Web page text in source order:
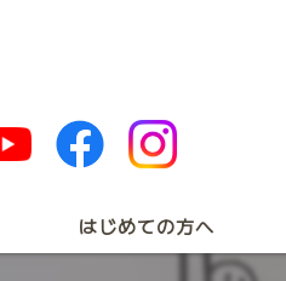
はじめての方へ